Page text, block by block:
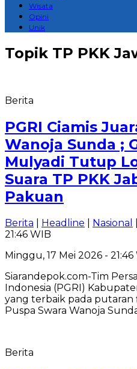
Wisata
Opini
Unik
Topik TP PKK
Berita
PGRI Ciamis
Wanoja Sunda ;
Mulyadi Tutup
Suara TP PKK
Pakuan
Berita Headline Nasional
21:46 WIB
Minggu, 17 Mei 2026 - 21:46
Siarandepok.com-Tim
Indonesia (PGRI)
yang terbaik pada putaran
Puspa Swara Wanoja
Berita